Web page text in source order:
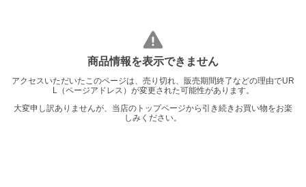
商品情報を表示できません
アクセスいただいたこのページは、売り切れ、販売期間終了などの理由でUR
L（ページアドレス）が変更された可能性があります。
大変申し訳ありませんが、当店のトップページから引き続きお買い物をお楽
しみください。